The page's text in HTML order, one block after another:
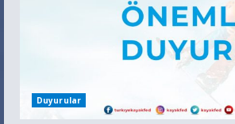
Duyurular